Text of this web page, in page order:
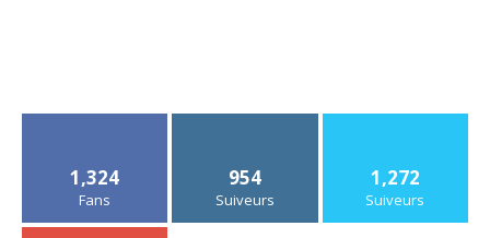
1,324
Fans
954
Suiveurs
1,272
Suiveurs